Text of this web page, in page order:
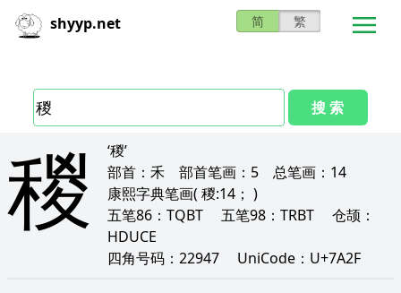
shyyp.net 简 繁
搜 索
稯
‘稯’
部首： 禾 部首笔画： 5 总笔画： 14
康熙字典笔画( 稯:14； )
五笔86： TQBT 五笔98： TRBT 仓颉：
HDUCE
四角号码： 22947 UniCode： U+7A2F